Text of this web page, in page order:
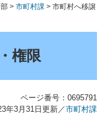
> 市町村課 > 市町村へ移譲
権限
ページ番号：0695791
年3月31日更新／市町村課